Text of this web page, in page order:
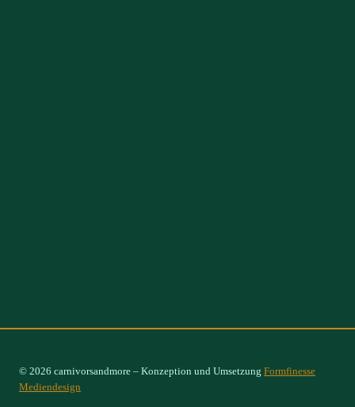
© 2026 carnivorsandmore – Konzeption und Umsetzung Formfinesse
Mediendesign